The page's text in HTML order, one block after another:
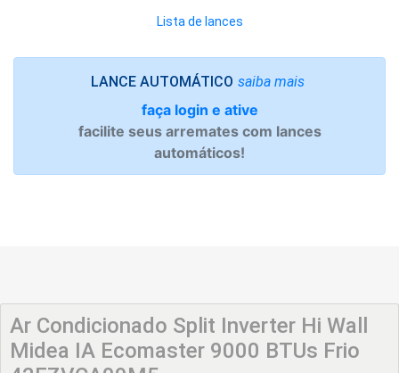
Lista de lances
LANCE AUTOMÁTICO saiba mais
faça login e ative
facilite seus arremates com lances
automáticos!
Ar Condicionado Split Inverter Hi Wall
Midea IA Ecomaster 9000 BTUs Frio